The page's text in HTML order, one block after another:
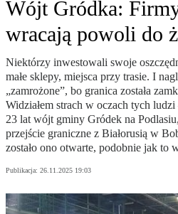
Wójt Gródka:
wracają powoli do
Niektórzy inwestowali swoje
małe sklepy, miejsca przy trasie. I
„zamrożone”, bo granica została
Widziałem strach w oczach tych
23 lat wójt gminy Gródek na
przejście graniczne z Białorusią w
zostało ono otwarte, podobnie jak to
Publikacja: 26.11.2025 19:03